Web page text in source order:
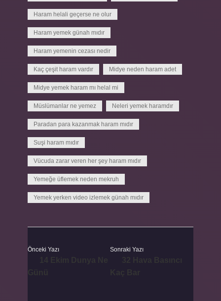
Haram helali geçerse ne olur
Haram yemek günah mıdır
Haram yemenin cezası nedir
Kaç çeşit haram vardır Midye neden haram adet
Midye yemek haram mı helal mi
Müslümanlar ne yemez Neleri yemek haramdır
Paradan para kazanmak haram mıdır
Suşi haram mıdır
Vücuda zarar veren her şey haram mıdır
Yemeğe üflemek neden mekruh
Yemek yerken video izlemek günah mıdır
Önceki Yazı Sonraki Yazı